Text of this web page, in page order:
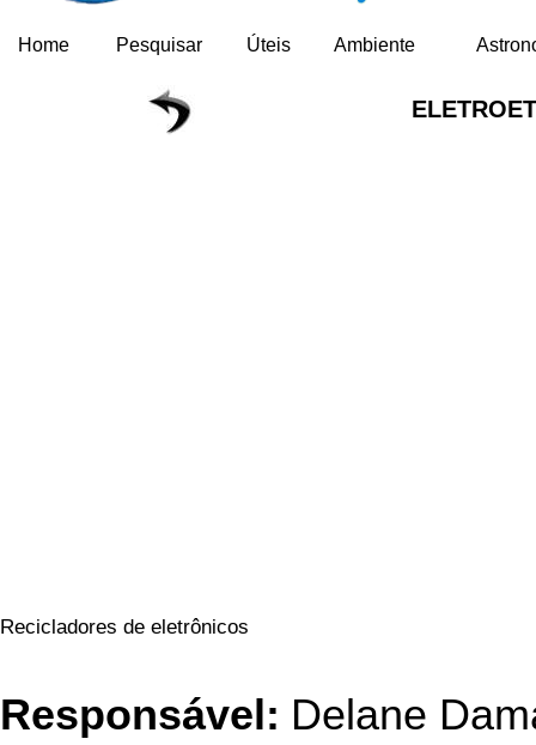
Home Pesquisar Úteis Ambiente
Recicladores de eletrônicos
Responsável: Delane